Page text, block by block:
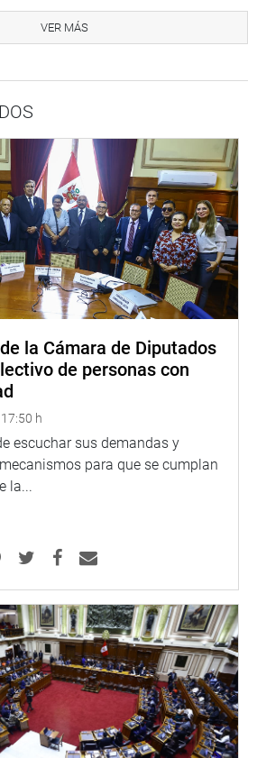
con su propuesta se hace una justicia
asegurar que las comunidades
Ugarte (PP) señaló que a muchas
Cusco no les permiten tener acceso a
proyecto de ley, de aprobarse, la
de Sacsayhuaman podrían
y desagüe”, dijo
E IMAGEN
VER MÁS
la Cámara de Diputados
de personas con
h
escuchar sus demandas y
para que se cumplan
la...